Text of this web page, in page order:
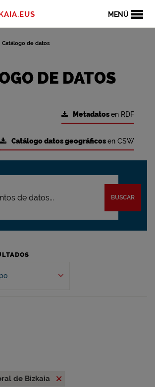
MENÚ
Catálogo de datos
DE DATOS
Metadatosen RDF
Catálogo datos geográficosen CSW
BUSCAR
de Bizkaia